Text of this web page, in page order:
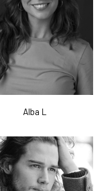
Alba L